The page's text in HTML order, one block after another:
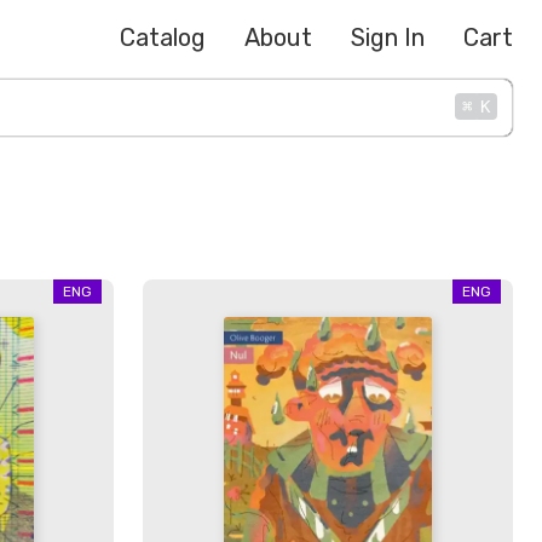
Catalog About Sign In Cart
⌘ K
ENG ENG